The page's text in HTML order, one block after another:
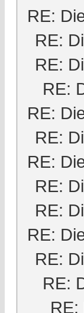
RE:
RE:
RE:
RE:
RE:
RE:
RE:
RE:
RE:
RE:
RE:
RE:
RE: